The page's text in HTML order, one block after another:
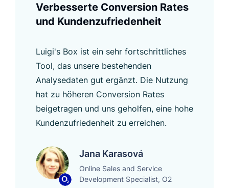
Verbesserte Conversion Rates
und Kundenzufriedenheit
Luigi's Box ist ein sehr fortschrittliches
Tool, das unsere bestehenden
Analysedaten gut ergänzt. Die Nutzung
hat zu höheren Conversion Rates
beigetragen und uns geholfen, eine hohe
Kundenzufriedenheit zu erreichen.
Jana Karasová
Online Sales and Service
Development Specialist, O2